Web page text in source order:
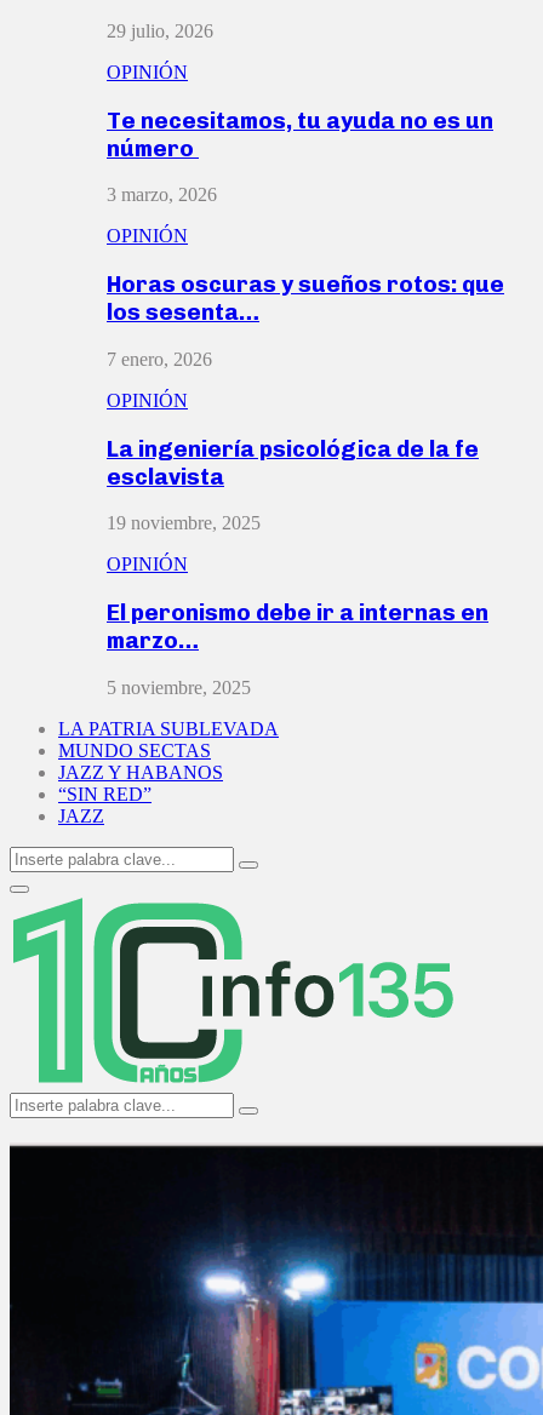
29 julio, 2026
OPINIÓN
Te necesitamos, tu ayuda no es un
número
3 marzo, 2026
OPINIÓN
Horas oscuras y sueños rotos: que
los sesenta…
7 enero, 2026
OPINIÓN
La ingeniería psicológica de la fe
esclavista
19 noviembre, 2025
OPINIÓN
El peronismo debe ir a internas en
marzo…
5 noviembre, 2025
LA PATRIA SUBLEVADA
MUNDO SECTAS
JAZZ Y HABANOS
“SIN RED”
JAZZ
Search
for:
Search
Primary
Menu
Search
for:
Search